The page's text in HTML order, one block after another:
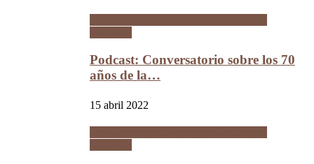
Podcast: Conversatorio sobre los 70
años de la…
15 abril 2022